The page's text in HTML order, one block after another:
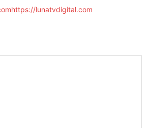
https://lunatvdigital.com